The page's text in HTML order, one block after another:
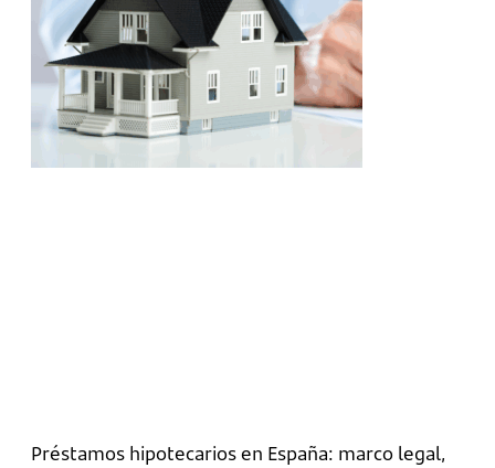
Préstamos hipotecarios en España: marco legal,